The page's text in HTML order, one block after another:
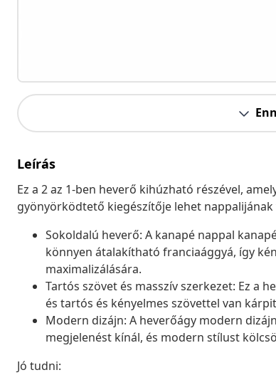
Leírás
Ez a 2 az 1-ben heverő kihúzható részével,
gyönyörködtető kiegészítője lehet nappalijának
Sokoldalú heverő: A kanapé nappal
könnyen átalakítható franciaággyá, így
maximalizálására.
Tartós szövet és masszív szerkezet: Ez a
és tartós és kényelmes szövettel van
Modern dizájn: A heverőágy modern
megjelenést kínál, és modern stílust
Jó tudni: